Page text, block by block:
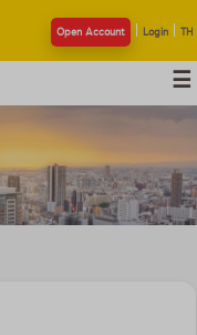
Open Account Login TH